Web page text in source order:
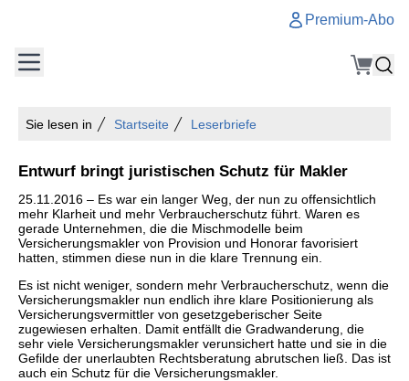
Premium-Abo
Sie lesen in Startseite Leserbriefe
Entwurf bringt juristischen Schutz für Makler
25.11.2016 – Es war ein langer Weg, der nun zu offensichtlich
mehr Klarheit und mehr Verbraucherschutz führt. Waren es
gerade Unternehmen, die die Mischmodelle beim
Versicherungsmakler von Provision und Honorar favorisiert
hatten, stimmen diese nun in die klare Trennung ein.
Es ist nicht weniger, sondern mehr Verbraucherschutz, wenn die
Versicherungsmakler nun endlich ihre klare Positionierung als
Versicherungsvermittler von gesetzgeberischer Seite
zugewiesen erhalten. Damit entfällt die Gradwanderung, die
sehr viele Versicherungsmakler verunsichert hatte und sie in die
Gefilde der unerlaubten Rechtsberatung abrutschen ließ. Das ist
auch ein Schutz für die Versicherungsmakler.